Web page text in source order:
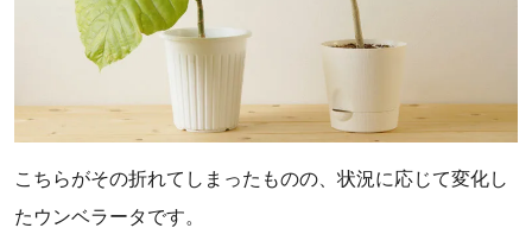
こちらがその折れてしまったものの、状況に応じて変化し
たウンベラータです。